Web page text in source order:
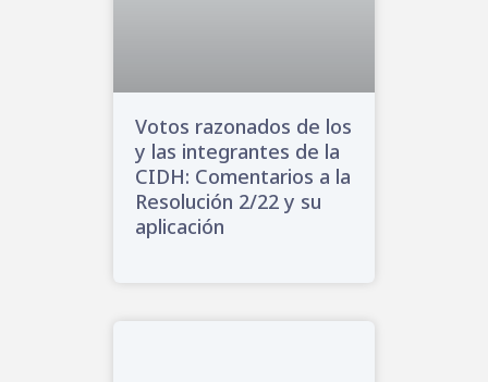
Votos razonados de los
y las integrantes de la
CIDH: Comentarios a la
Resolución 2/22 y su
aplicación